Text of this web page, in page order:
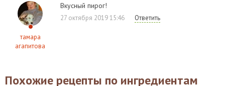
тамара
агапитова
Вкусный пирог!
27 октября 2019 15:46 Ответить
Похожие рецепты по ингредиентам